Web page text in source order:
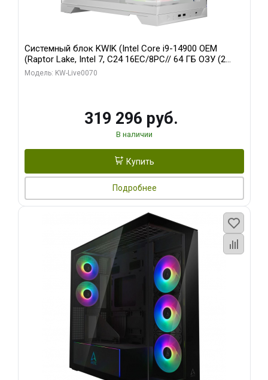
Системный блок KWIK (Intel Core i9-14900 OEM
(Raptor Lake, Intel 7, C24 16EC/8PC// 64 ГБ ОЗУ (2
модуля)/ Gigabyte RTX5080 XTREME WATERFORCE
Модель: KW-Live0070
319 296 руб.
В наличии
Купить
Подробнее